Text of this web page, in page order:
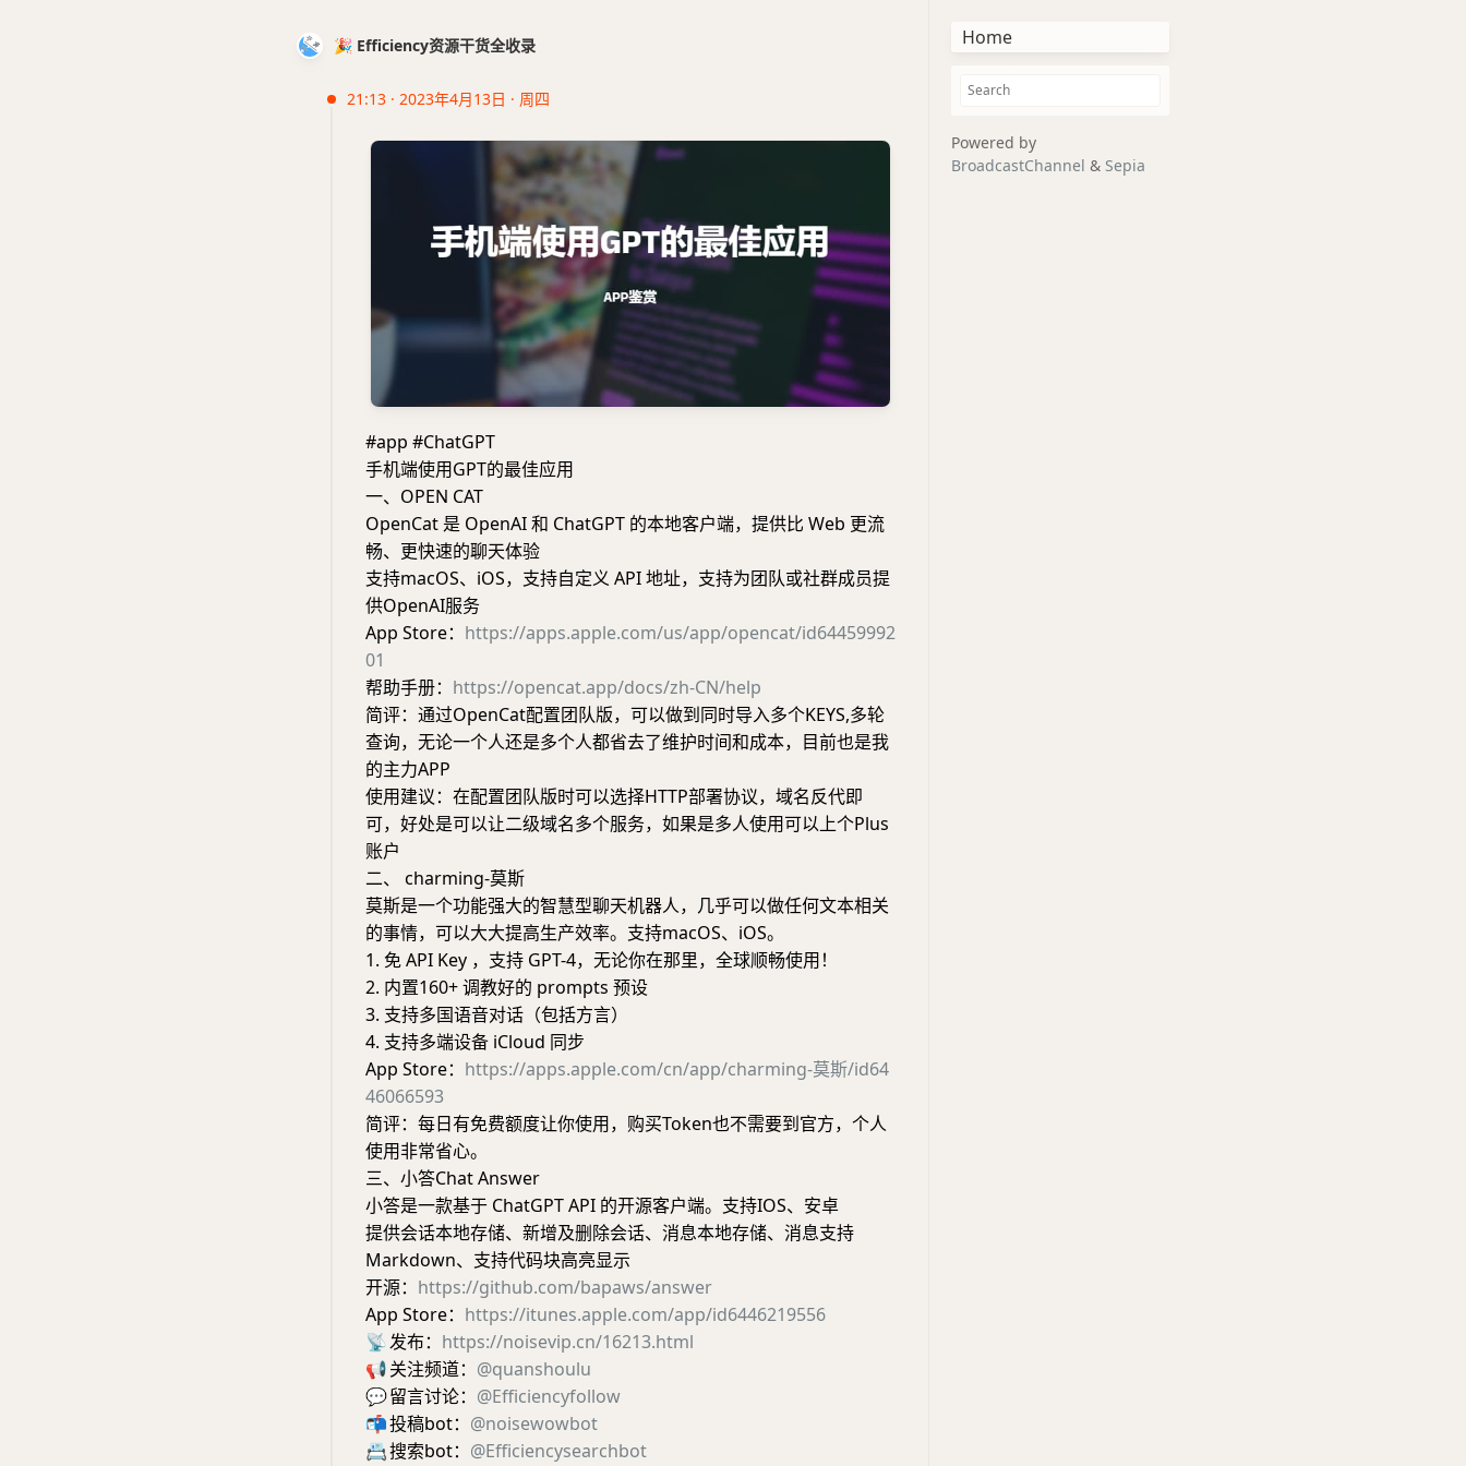
🎉 Efficiency资源干货全收录
21:13 · 2023年4月13日 · 周四
#app #ChatGPT
手机端使用GPT的最佳应用
一、OPEN CAT
OpenCat 是 OpenAI 和 ChatGPT 的本地客户端，提供比 Web 更流
畅、更快速的聊天体验
支持macOS、iOS，支持自定义 API 地址，支持为团队或社群成员提
供OpenAI服务
App Store： https://apps.apple.com/us/app/opencat/id64459992
01
帮助手册： https://opencat.app/docs/zh-CN/help
简评：通过OpenCat配置团队版，可以做到同时导入多个KEYS,多轮
查询，无论一个人还是多个人都省去了维护时间和成本，目前也是我
的主力APP
使用建议：在配置团队版时可以选择HTTP部署协议，域名反代即
可，好处是可以让二级域名多个服务，如果是多人使用可以上个Plus
账户
二、 charming-莫斯
莫斯是一个功能强大的智慧型聊天机器人，几乎可以做任何文本相关
的事情，可以大大提高生产效率。支持macOS、iOS。
1. 免 API Key ，支持 GPT-4，无论你在那里，全球顺畅使用！
2. 内置160+ 调教好的 prompts 预设
3. 支持多国语音对话（包括方言）
4. 支持多端设备 iCloud 同步
App Store： https://apps.apple.com/cn/app/charming-莫斯/id64
46066593
简评：每日有免费额度让你使用，购买Token也不需要到官方，个人
使用非常省心。
三、小答Chat Answer
小答是一款基于 ChatGPT API 的开源客户端。支持IOS、安卓
提供会话本地存储、新增及删除会话、消息本地存储、消息支持
Markdown、支持代码块高亮显示
开源： https://github.com/bapaws/answer
App Store： https://itunes.apple.com/app/id6446219556
📡发布： https://noisevip.cn/16213.html
📢关注频道： @quanshoulu
💬留言讨论： @Efficiencyfollow
📬投稿bot： @noisewowbot
📇搜索bot： @Efficiencysearchbot
Home
Powered by
BroadcastChannel & Sepia